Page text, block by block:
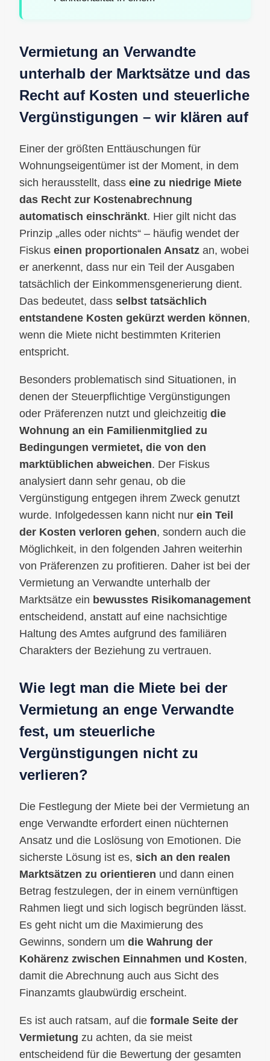
Vermietung an Verwandte
unterhalb der Marktsätze und das
Recht auf Kosten und steuerliche
Vergünstigungen – wir klären auf
Einer der größten Enttäuschungen für
Wohnungseigentümer ist der Moment, in dem
sich herausstellt, dass eine zu niedrige Miete
das Recht zur Kostenabrechnung
automatisch einschränkt. Hier gilt nicht das
Prinzip „alles oder nichts“ – häufig wendet der
Fiskus einen proportionalen Ansatz an, wobei
er anerkennt, dass nur ein Teil der Ausgaben
tatsächlich der Einkommensgenerierung dient.
Das bedeutet, dass selbst tatsächlich
entstandene Kosten gekürzt werden können,
wenn die Miete nicht bestimmten Kriterien
entspricht.
Besonders problematisch sind Situationen, in
denen der Steuerpflichtige Vergünstigungen
oder Präferenzen nutzt und gleichzeitig die
Wohnung an ein Familienmitglied zu
Bedingungen vermietet, die von den
marktüblichen abweichen. Der Fiskus
analysiert dann sehr genau, ob die
Vergünstigung entgegen ihrem Zweck genutzt
wurde. Infolgedessen kann nicht nur ein Teil
der Kosten verloren gehen, sondern auch die
Möglichkeit, in den folgenden Jahren weiterhin
von Präferenzen zu profitieren. Daher ist bei der
Vermietung an Verwandte unterhalb der
Marktsätze ein bewusstes Risikomanagement
entscheidend, anstatt auf eine nachsichtige
Haltung des Amtes aufgrund des familiären
Charakters der Beziehung zu vertrauen.
Wie legt man die Miete bei der
Vermietung an enge Verwandte
fest, um steuerliche
Vergünstigungen nicht zu
verlieren?
Die Festlegung der Miete bei der Vermietung an
enge Verwandte erfordert einen nüchternen
Ansatz und die Loslösung von Emotionen. Die
sicherste Lösung ist es, sich an den realen
Marktsätzen zu orientieren und dann einen
Betrag festzulegen, der in einem vernünftigen
Rahmen liegt und sich logisch begründen lässt.
Es geht nicht um die Maximierung des
Gewinns, sondern um die Wahrung der
Kohärenz zwischen Einnahmen und Kosten,
damit die Abrechnung auch aus Sicht des
Finanzamts glaubwürdig erscheint.
Es ist auch ratsam, auf die formale Seite der
Vermietung zu achten, da sie meist
entscheidend für die Bewertung der gesamten